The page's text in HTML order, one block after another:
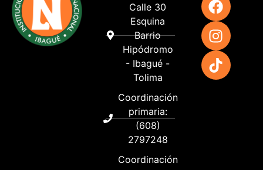
Calle 30
Esquina
Barrio
Hipódromo
- Ibagué -
Tolima
Coordinación
primaria:
(608)
2797248
Coordinación